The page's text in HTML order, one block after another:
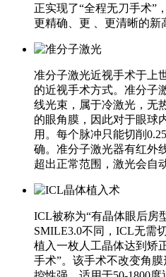
正实现了“全程无刀手术”
更精确、更 、更清晰的新
准分子激光近视手术于上
的近视手术方式。准分子
线光束，属于冷激光，无
的眼角膜，因此对于眼球
用。每个脉冲只能切削
确。准分子激光器有红外
超出正常范围，激光会自
ICL被称为“有晶体眼后房
SMILE3.0不同，ICL无需
植入一枚人工晶体达到矫
手术”。该手术不改变角